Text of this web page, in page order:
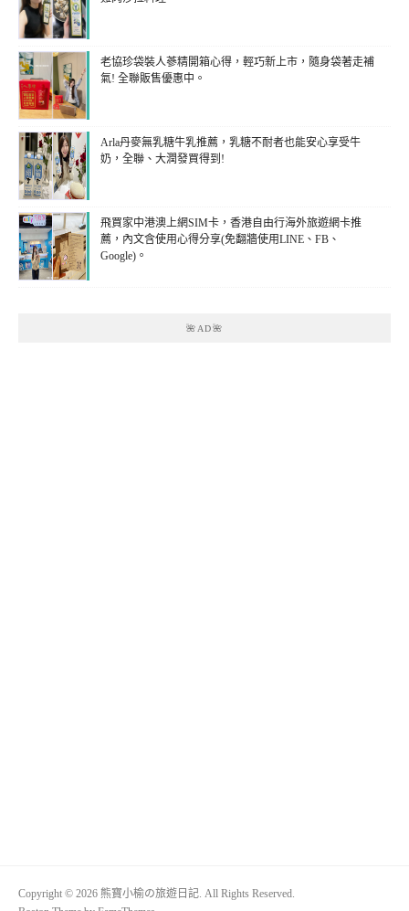
老協珍袋裝人蔘精開箱心得，輕巧新上市，隨身袋著走補
氣! 全聯販售優惠中。
Arla丹麥無乳糖牛乳推薦，乳糖不耐者也能安心享受牛
奶，全聯、大潤發買得到!
飛買家中港澳上網SIM卡，香港自由行海外旅遊網卡推
薦，內文含使用心得分享(免翻牆使用LINE、FB、
Google)。
🌺AD🌺
Copyright © 2026 熊寶小榆の旅遊日記. All Rights Reserved.